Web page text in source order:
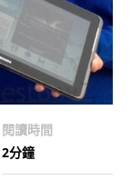
閱讀時間
2分鐘